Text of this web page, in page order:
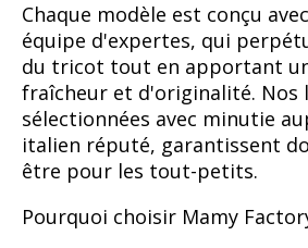
Chaque modèle est conçu
équipe d'expertes, qui
du tricot tout en apportant
fraîcheur et d'originalité. Nos
sélectionnées avec minutie
italien réputé, garantissent
être pour les tout-petits.
Pourquoi choisir Mamy